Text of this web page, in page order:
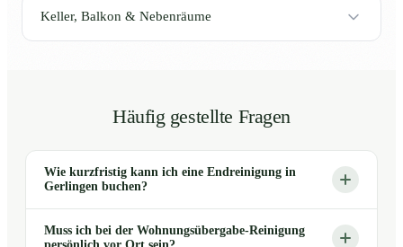
Keller, Balkon & Nebenräume
Häufig gestellte Fragen
Wie kurzfristig kann ich eine Endreinigung in
Gerlingen buchen?
Muss ich bei der Wohnungsübergabe-Reinigung